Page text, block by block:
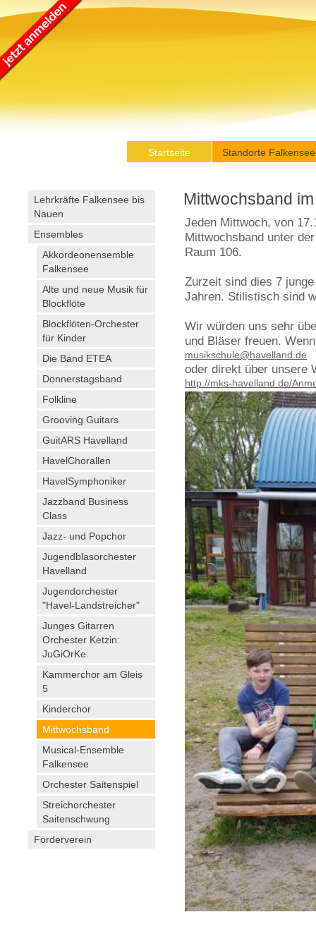
Startseite Standorte
Lehrkräfte Falkensee bis
Nauen
Ensembles
Akkordeonensemble
Falkensee
Alte und neue Musik für
Blockflöte
Blockflöten-Orchester
für Kinder
Die Band ETEA
Donnerstagsband
Folkline
Grooving Guitars
GuitARS Havelland
HavelChorallen
HavelSymphoniker
Jazzband Business
Class
Jazz- und Popchor
Jugendblasorchester
Havelland
Jugendorchester
"Havel-Landstreicher"
Junges Gitarren
Orchester Ketzin:
JuGiOrKe
Kammerchor am Gleis
5
Kinderchor
Mittwochsband
Musical-Ensemble
Falkensee
Orchester Saitenspiel
Streichorchester
Saitenschwung
Förderverein
Mittwochsband
Jeden Mittwoch, von
Mittwochsband unter
Raum 106.
Zurzeit sind dies 7
Jahren. Stilistisch sind
Wir würden uns sehr
und Bläser freuen.
musikschule@havelland.de
oder direkt über unsere
http://mks-havelland.de/